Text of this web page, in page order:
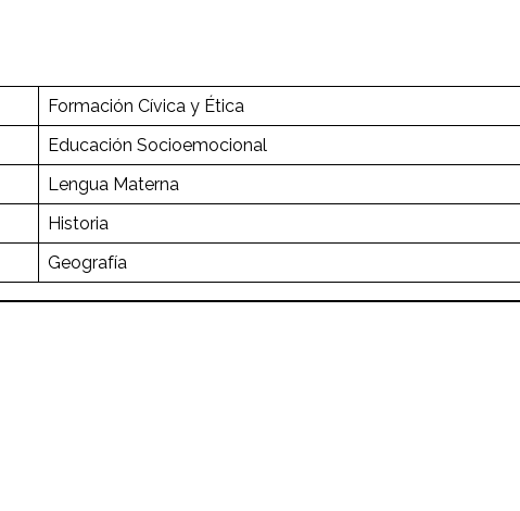
Formación Cívica y Ética
Educación Socioemocional
Lengua Materna
Historia
Geografía